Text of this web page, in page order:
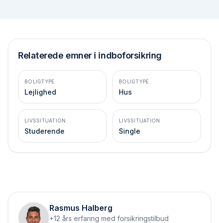
Relaterede emner i indboforsikring
BOLIGTYPE
Lejlighed
BOLIGTYPE
Hus
LIVSSITUATION
Studerende
LIVSSITUATION
Single
Rasmus Halberg
+12 års erfaring med forsikringstilbud